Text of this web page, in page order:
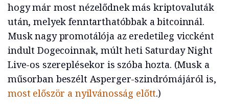
hogy már most nézelődnek más kriptovaluták
után, melyek fenntarthatóbbak a bitcoinnál.
Musk nagy promotálója az eredetileg viccként
indult Dogecoinnak, múlt heti Saturday Night
Live-os szereplésekor is szóba hozta. (Musk a
műsorban beszélt Asperger-szindrómájáról is,
most először a nyilvánosság előtt.)